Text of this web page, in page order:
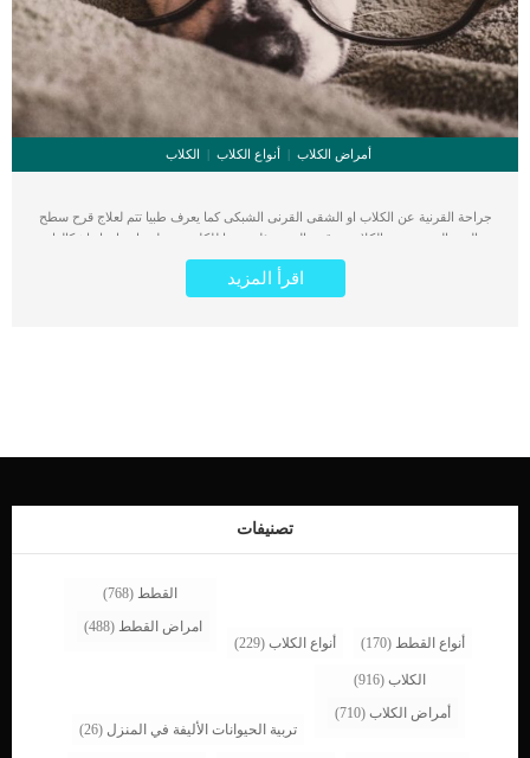
أمراض الكلاب أنواع الكلاب الكلاب
جراحة القرنية عن الكلاب او الشقى القرنى الشبكى كما يعرف طبيا تتم لعلاج قرح سطح
العين المزمنة عند الكلاب. قرح العين مؤلمة جدا للكلب وتختلف احجامها واشكالها
ويمكن أن تنتشر وتسبب مضاعفات كبيرة تؤثر على حاسة البصر عند الكلب. اقرأ ايضا:
الهايفيما ” نزيف شبكية العين” عند الكلاب ؟ تبدأ اصابة العين بالقرحة سواء كانت عرضية
أو مزمنة بصدمة جسدية, يتم معالجتها دوائيا اولا وعندما تفشل يتم اللجوء إلى عملية
اقرأ المزيد
تصنيفات
أنواع القطط (170) أنواع الكلاب (229)
القطط (768)
امراض القطط (488)
الكلاب (916)
أمراض الكلاب (710)
تربية الحيوانات الأليفة في المنزل (26)